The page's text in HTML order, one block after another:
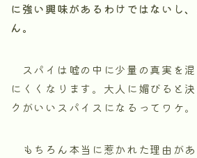
に強い興味があるわけではないし
ん。
スパイは嘘の中に少量の真実を
にくくなります。大人に媚びると
クがいいスパイスになるってワケ。
もちろん本当に惹かれた理由が